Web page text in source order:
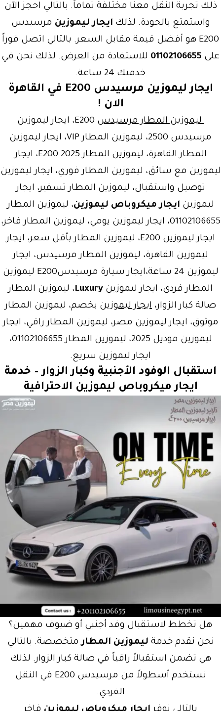
ذلك تجربة النقل معنا مختلفة تماماً. بالتالي احجز الآن
واستمتع بالجودة. لذلك ايجار ليموزين مرسيدس
E200 هو أفضل قيمة مقابل السعر. بالتالي اتصل فوراً
على 01102106655 للاستفادة من العرض. لذلك نحن في
خدمتك 24 ساعة.
ايجار ليموزين مرسيدس E200 في القاهرة
الان !
ليموزين المطار مرسيدس
E200، ايجار ليموزين
مرسيدس 2500، ليموزين المطار VIP، ايجار ليموزين
المطار القاهرة، ليموزين المطار E200 2025، ايجار
ليموزين مع سائق، ليموزين المطار فوري، ايجار ليموزين
توصيل واستقبال، ليموزين المطار تسفير، ايجار
ليموزين ايجار ميكروباص ليموزين، ليموزين المطار
01102106655، ايجار ليموزين يومي، ليموزين المطار فاخر،
ايجار ليموزين E200، ليموزين المطار بأقل سعر، ايجار
ليموزين القاهرة، ليموزين المطار مرسيدس، ايجار
ليموزين 24 ساعة،ايجار سيارة مرسيدسE200 ليموزين
المطار فردي، ايجار ليموزين Luxury، ليموزين المطار
صالة كبار الزوار، ايجار ليموزين بخصم، ليموزين المطار
موثوق، ايجار ليموزين مصر، ليموزين المطار راقي، ايجار
ليموزين موديل 2025، ليموزين المطار 01102106655،
ايجار ليموزين سريع.
استقبال الوفود الأجنبية وكبار الزوار – خدمة
ايجار ميكروباص ليموزين الاحترافية
هل تخطط لاستقبال وفد أجنبي أو ضيوف مهمين؟
نحن نقدم خدمة ليموزين المطارمتخصصة. بالتالي
هي تضمن استقبالاً راقياً في صالة كبار الزوار. لذلك
نستخدم أسطولاً من مرسيدس E200 في النقل
الفردي.